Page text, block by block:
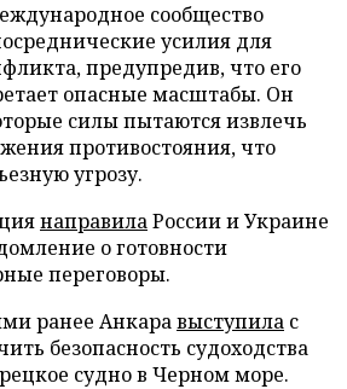
сообщество
усилия для
предупредив, что его
опасные масштабы. Он
силы пытаются извлечь
противостояния, что
угрозу.
направилаРоссии и Украине
о готовности
переговоры.
ранее Анкаравыступила с
безопасность судоходства
судно в Черном море.